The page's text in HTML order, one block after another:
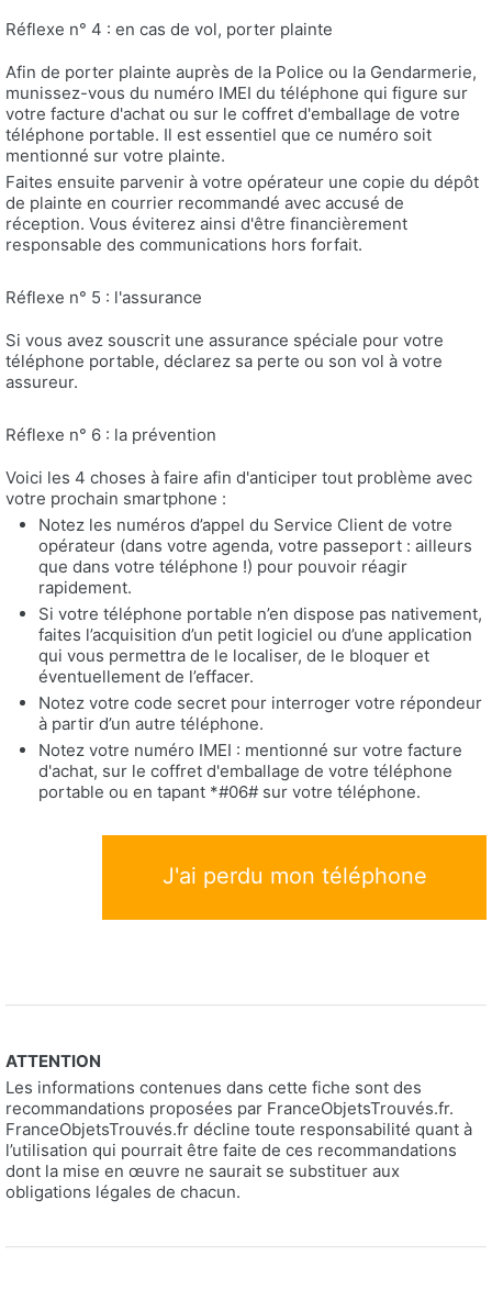
Réflexe n° 4 : en cas de vol, porter plainte
Afin de porter plainte auprès de la Police ou la Gendarmerie,
munissez-vous du numéro IMEI du téléphone qui figure sur
votre facture d'achat ou sur le coffret d'emballage de votre
téléphone portable. Il est essentiel que ce numéro soit
mentionné sur votre plainte.
Faites ensuite parvenir à votre opérateur une copie du dépôt
de plainte en courrier recommandé avec accusé de
réception. Vous éviterez ainsi d'être financièrement
responsable des communications hors forfait.
Réflexe n° 5 : l'assurance
Si vous avez souscrit une assurance spéciale pour votre
téléphone portable, déclarez sa perte ou son vol à votre
assureur.
Réflexe n° 6 : la prévention
Voici les 4 choses à faire afin d'anticiper tout problème avec
votre prochain smartphone :
Notez les numéros d’appel du Service Client de votre
opérateur (dans votre agenda, votre passeport : ailleurs
que dans votre téléphone !) pour pouvoir réagir
rapidement.
Si votre téléphone portable n’en dispose pas nativement,
faites l’acquisition d’un petit logiciel ou d’une application
qui vous permettra de le localiser, de le bloquer et
éventuellement de l’effacer.
Notez votre code secret pour interroger votre répondeur
à partir d’un autre téléphone.
Notez votre numéro IMEI : mentionné sur votre facture
d'achat, sur le coffret d'emballage de votre téléphone
portable ou en tapant *#06# sur votre téléphone.
J'ai perdu mon téléphone
ATTENTION
Les informations contenues dans cette fiche sont des
recommandations proposées par FranceObjetsTrouvés.fr.
FranceObjetsTrouvés.fr décline toute responsabilité quant à
l’utilisation qui pourrait être faite de ces recommandations
dont la mise en œuvre ne saurait se substituer aux
obligations légales de chacun.